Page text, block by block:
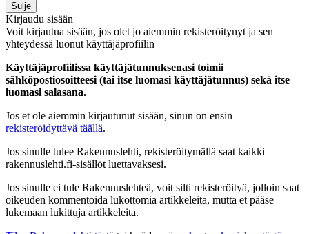
Sulje
Kirjaudu sisään
Voit kirjautua sisään, jos olet jo aiemmin rekisteröitynyt ja sen
yhteydessä luonut käyttäjäprofiilin
Käyttäjäprofiilissa käyttäjätunnuksenasi toimii
sähköpostiosoitteesi (tai itse luomasi käyttäjätunnus) sekä itse
luomasi salasana.
Jos et ole aiemmin kirjautunut sisään, sinun on ensin
rekisteröidyttävä täällä.
Jos sinulle tulee Rakennuslehti, rekisteröitymällä saat kaikki
rakennuslehti.fi-sisällöt luettavaksesi.
Jos sinulle ei tule Rakennuslehteä, voit silti rekisteröityä, jolloin saat
oikeuden kommentoida lukottomia artikkeleita, mutta et pääse
lukemaan lukittuja artikkeleita.